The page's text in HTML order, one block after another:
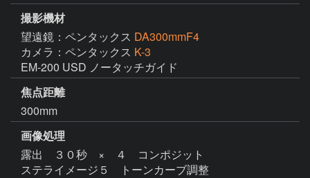
撮影機材
望遠鏡：ペンタックス DA300mmF4
カメラ：ペンタックス K-3
EM-200 USD ノータッチガイド
焦点距離
300mm
画像処理
露出　３０秒　×　４　コンポジット
ステライメージ５　トーンカーブ調整